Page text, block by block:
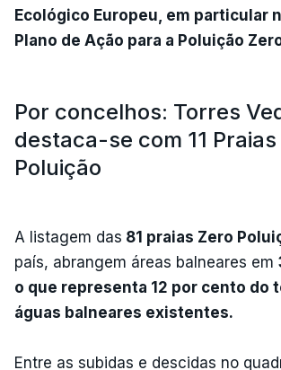
Ecológico Europeu, em particular
Plano de Ação para a Poluição
Por concelhos: Torres
destaca-se com 11 Praias
Poluição
A listagem das 81 praias Zero
país, abrangem áreas balneares em
o que representa 12 por cento do
águas balneares existentes.
Entre as subidas e descidas no